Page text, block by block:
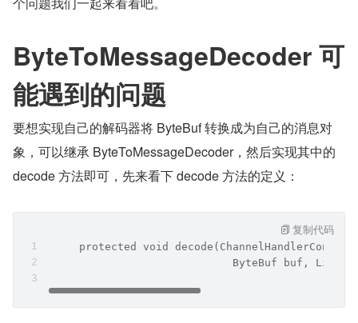
ByteToMessageDecoder 可
能遇到的问题
要想实现自己的解码器将 ByteBuf 转换成为自己的消息对
象，可以继承 ByteToMessageDecoder，然后实现其中的
decode 方法即可，先来看下 decode 方法的定义：
protected void decode(ChannelHandlerContext
ByteBuf buf,
复制代码